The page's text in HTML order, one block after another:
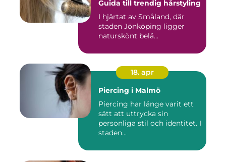
Guida till trendig hårstyling
I hjärtat av Småland, där
staden Jönköping ligger
naturskönt belä...
18. apr
Piercing i Malmö
Piercing har länge varit ett
sätt att uttrycka sin
personliga stil och identitet. I
staden...